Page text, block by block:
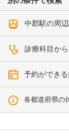
中郡駅の周
診療科目か
予約ができ
各都道府県の